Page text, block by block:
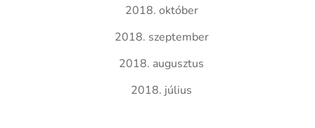
2018. október
2018. szeptember
2018. augusztus
2018. július